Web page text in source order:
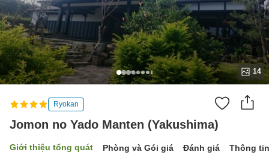
14
Ryokan
Jomon no Yado Manten (Yakushima)
Giới thiệu tổng quát Phòng và Gói giá Đánh giá Thông